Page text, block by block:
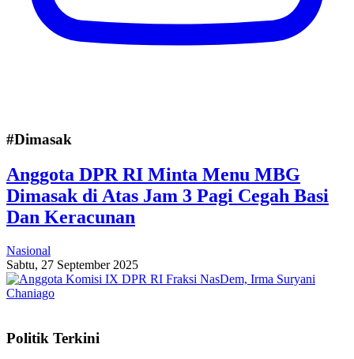
#Dimasak
Anggota DPR RI Minta Menu MBG
Dimasak di Atas Jam 3 Pagi Cegah Basi
Dan Keracunan
Nasional
Sabtu, 27 September 2025
Politik Terkini